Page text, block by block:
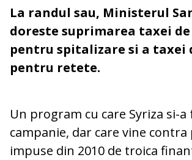
La randul sau, Ministerul
doreste suprimarea taxei
pentru spitalizare si a taxei
pentru retete.
Un program cu care Syriza si-a
campanie, dar care vine contra
impuse din 2010 de troica